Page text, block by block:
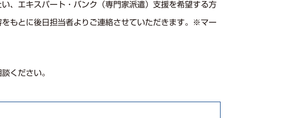
、エキスパート・バンク（専⾨家派遣）⽀援を希望する⽅
もとに後⽇担当者よりご連絡させていただきます。※マー
ください。